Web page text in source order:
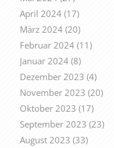
April 2024(17)
März 2024(20)
Februar 2024(11)
Januar 2024(8)
Dezember 2023 (4)
November 2023 (20)
Oktober 2023 (17)
September 2023 (23)
August 2023 (33)